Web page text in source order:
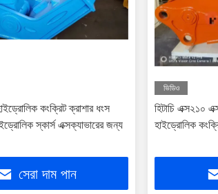
কংক্রিট ক্রাশার ধংস
স্কার্স এক্সক্যাভারের জন্য
সেরা দাম পান
ভিডিও
হিটাচি এক্স২১০
হাইড্রোলিক